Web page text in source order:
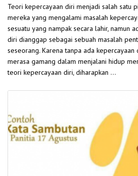
Teori kepercayaan diri menjadi salah satu
mereka yang mengalami masalah
sesuatu yang nampak secara lahir, namun
diri dianggap sebagai sebuah masalah
seseorang. Karena tanpa ada kepercayaan
merasa gamang dalam menjalani hidup
teori kepercayaan diri, diharapkan …